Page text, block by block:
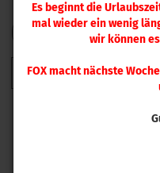
Es beginnt die
mal wieder ein wenig
wir können
FOX macht nächste
FILTER
2 3 4 5 6